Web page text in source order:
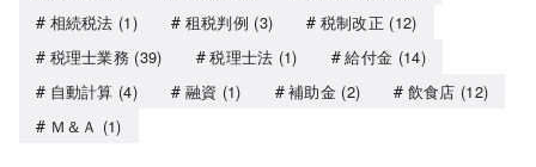
相続税法 (1) 租税判例 (3) 税制改正 (12)
税理士業務 (39) 税理士法 (1) 給付金 (14)
自動計算 (4) 融資 (1) 補助金 (2) 飲食店 (12)
Ｍ＆Ａ (1)